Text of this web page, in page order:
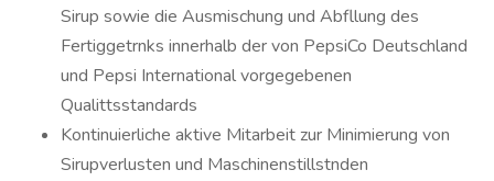
Sirup sowie die Ausmischung und Abfllung des
Fertiggetrnks innerhalb der von PepsiCo Deutschland
und Pepsi International vorgegebenen
Qualittsstandards
Kontinuierliche aktive Mitarbeit zur Minimierung von
Sirupverlusten und Maschinenstillstnden